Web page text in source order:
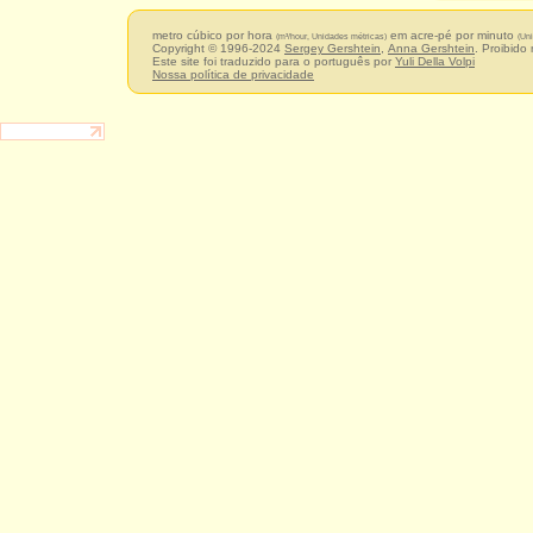
metro cúbico por hora (m³/hour, Unidades métricas) em acre-pé por minuto
Copyright © 1996-2024 Sergey Gershtein Anna Gershtein .
Este site foi traduzido para o português por Yuli Della Volpi
Nossa política de privacidade